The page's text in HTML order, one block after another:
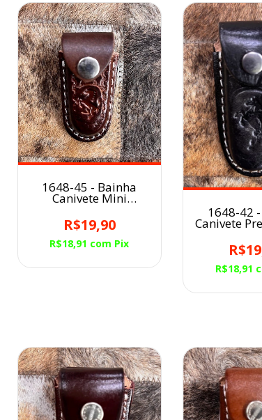
1648-45 - Bainha
Canivete Mini
R$19,90
R$18,91 com Pix
1648-42
Canivete
R$18,91